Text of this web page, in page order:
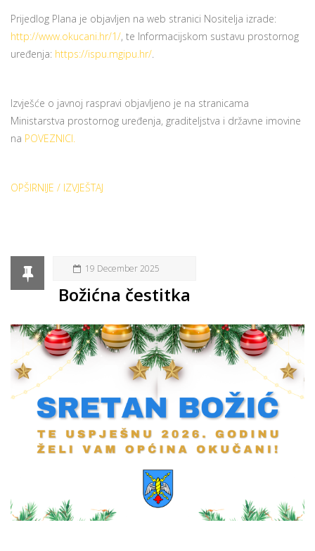
Prijedlog Plana je objavljen na web stranici Nositelja izrade:
http://www.okucani.hr/1/, te Informacijskom sustavu prostornog
uređenja: https://ispu.mgipu.hr/.
Izvješće o javnoj raspravi objavljeno je na stranicama
Ministarstva prostornog uređenja, graditeljstva i državne imovine
na POVEZNICI.
OPŠIRNIJE / IZVJEŠTAJ
19 December 2025
Božićna čestitka